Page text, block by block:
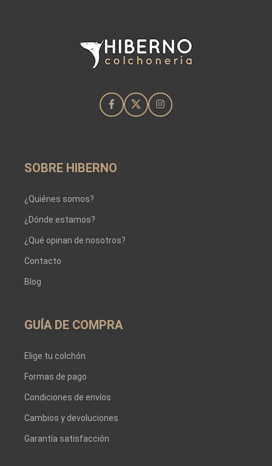
SOBRE HIBERNO
¿Quiénes somos?
¿Dónde estamos?
¿Qué opinan de nosotros?
Contacto
Blog
GUÍA DE COMPRA
Elige tu colchón
Formas de pago
Condiciones de envíos
Cambios y devoluciones
Garantía satisfacción